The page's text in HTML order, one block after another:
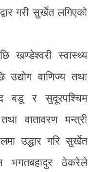
गरी सुर्खेत लगिएको
खण्डेश्वरी स्वास्थ्य
उद्योग वाणिज्य तथा
बडू र सुदूरपश्चिम
वातावरण मन्त्री
उद्धार गरि सुर्खेत
भगतबहादुर ठेकरेले